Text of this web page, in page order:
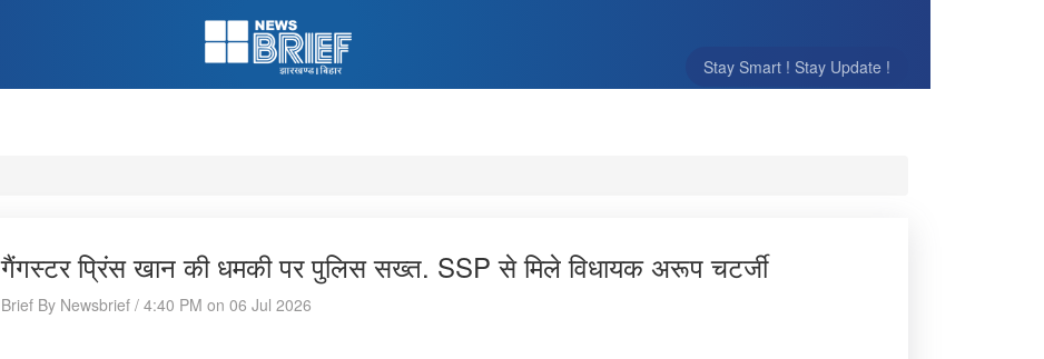
Stay Smart ! Stay Update !
गैंगस्टर प्रिंस खान की धमकी पर पुलिस सख्त. SSP से मिले विधायक अरूप चटर्जी
Brief By Newsbrief / 4:40 PM on 06 Jul 2026